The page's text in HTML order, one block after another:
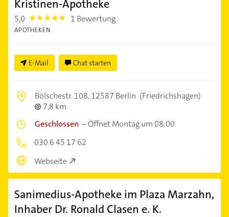
Kristinen-Apotheke
5,0 5.0 1 Bewertung
APOTHEKEN
E-Mail Chat starten
Bölschestr. 108,12587 Berlin (Friedrichshagen)
7,8 km
Geschlossen –Öffnet Montag um 08:00
030 6 45 17 62
Webseite
Sanimedius-Apotheke im Plaza Marzahn,
Inhaber Dr. Ronald Clasen e. K.